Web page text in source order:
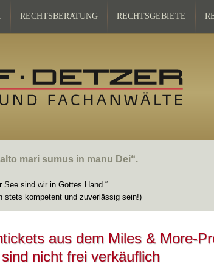
RECHTSBERATUNG RECHTSGEBIETE
mari sumus in manu Dei“.
See sind wir in Gottes Hand.“
stets kompetent und zuverlässig sein!)
aus dem Miles & More-
nicht frei verkäuflich